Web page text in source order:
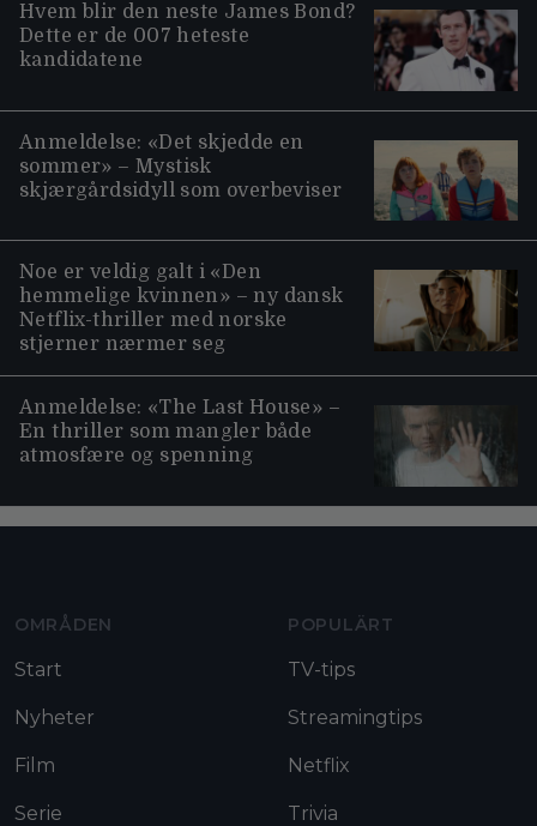
Hvem blir den neste James Bond?
Dette er de 007 heteste
kandidatene
Anmeldelse: «Det skjedde en
sommer» – Mystisk
skjærgårdsidyll som overbeviser
Noe er veldig galt i «Den
hemmelige kvinnen» – ny dansk
Netflix-thriller med norske
stjerner nærmer seg
Anmeldelse: «The Last House» –
En thriller som mangler både
atmosfære og spenning
OMRÅDEN
Start
Nyheter
Film
Serie
POPULÄRT
TV-tips
Streamingtips
Netflix
Trivia